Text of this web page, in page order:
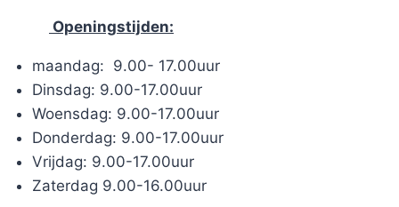
Openingstijden:
maandag: 9.00- 17.00uur
Dinsdag: 9.00-17.00uur
Woensdag: 9.00-17.00uur
Donderdag: 9.00-17.00uur
Vrijdag: 9.00-17.00uur
Zaterdag 9.00-16.00uur